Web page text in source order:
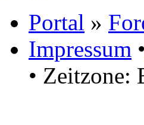
Portal »
Impressum •
• Zeitzone: